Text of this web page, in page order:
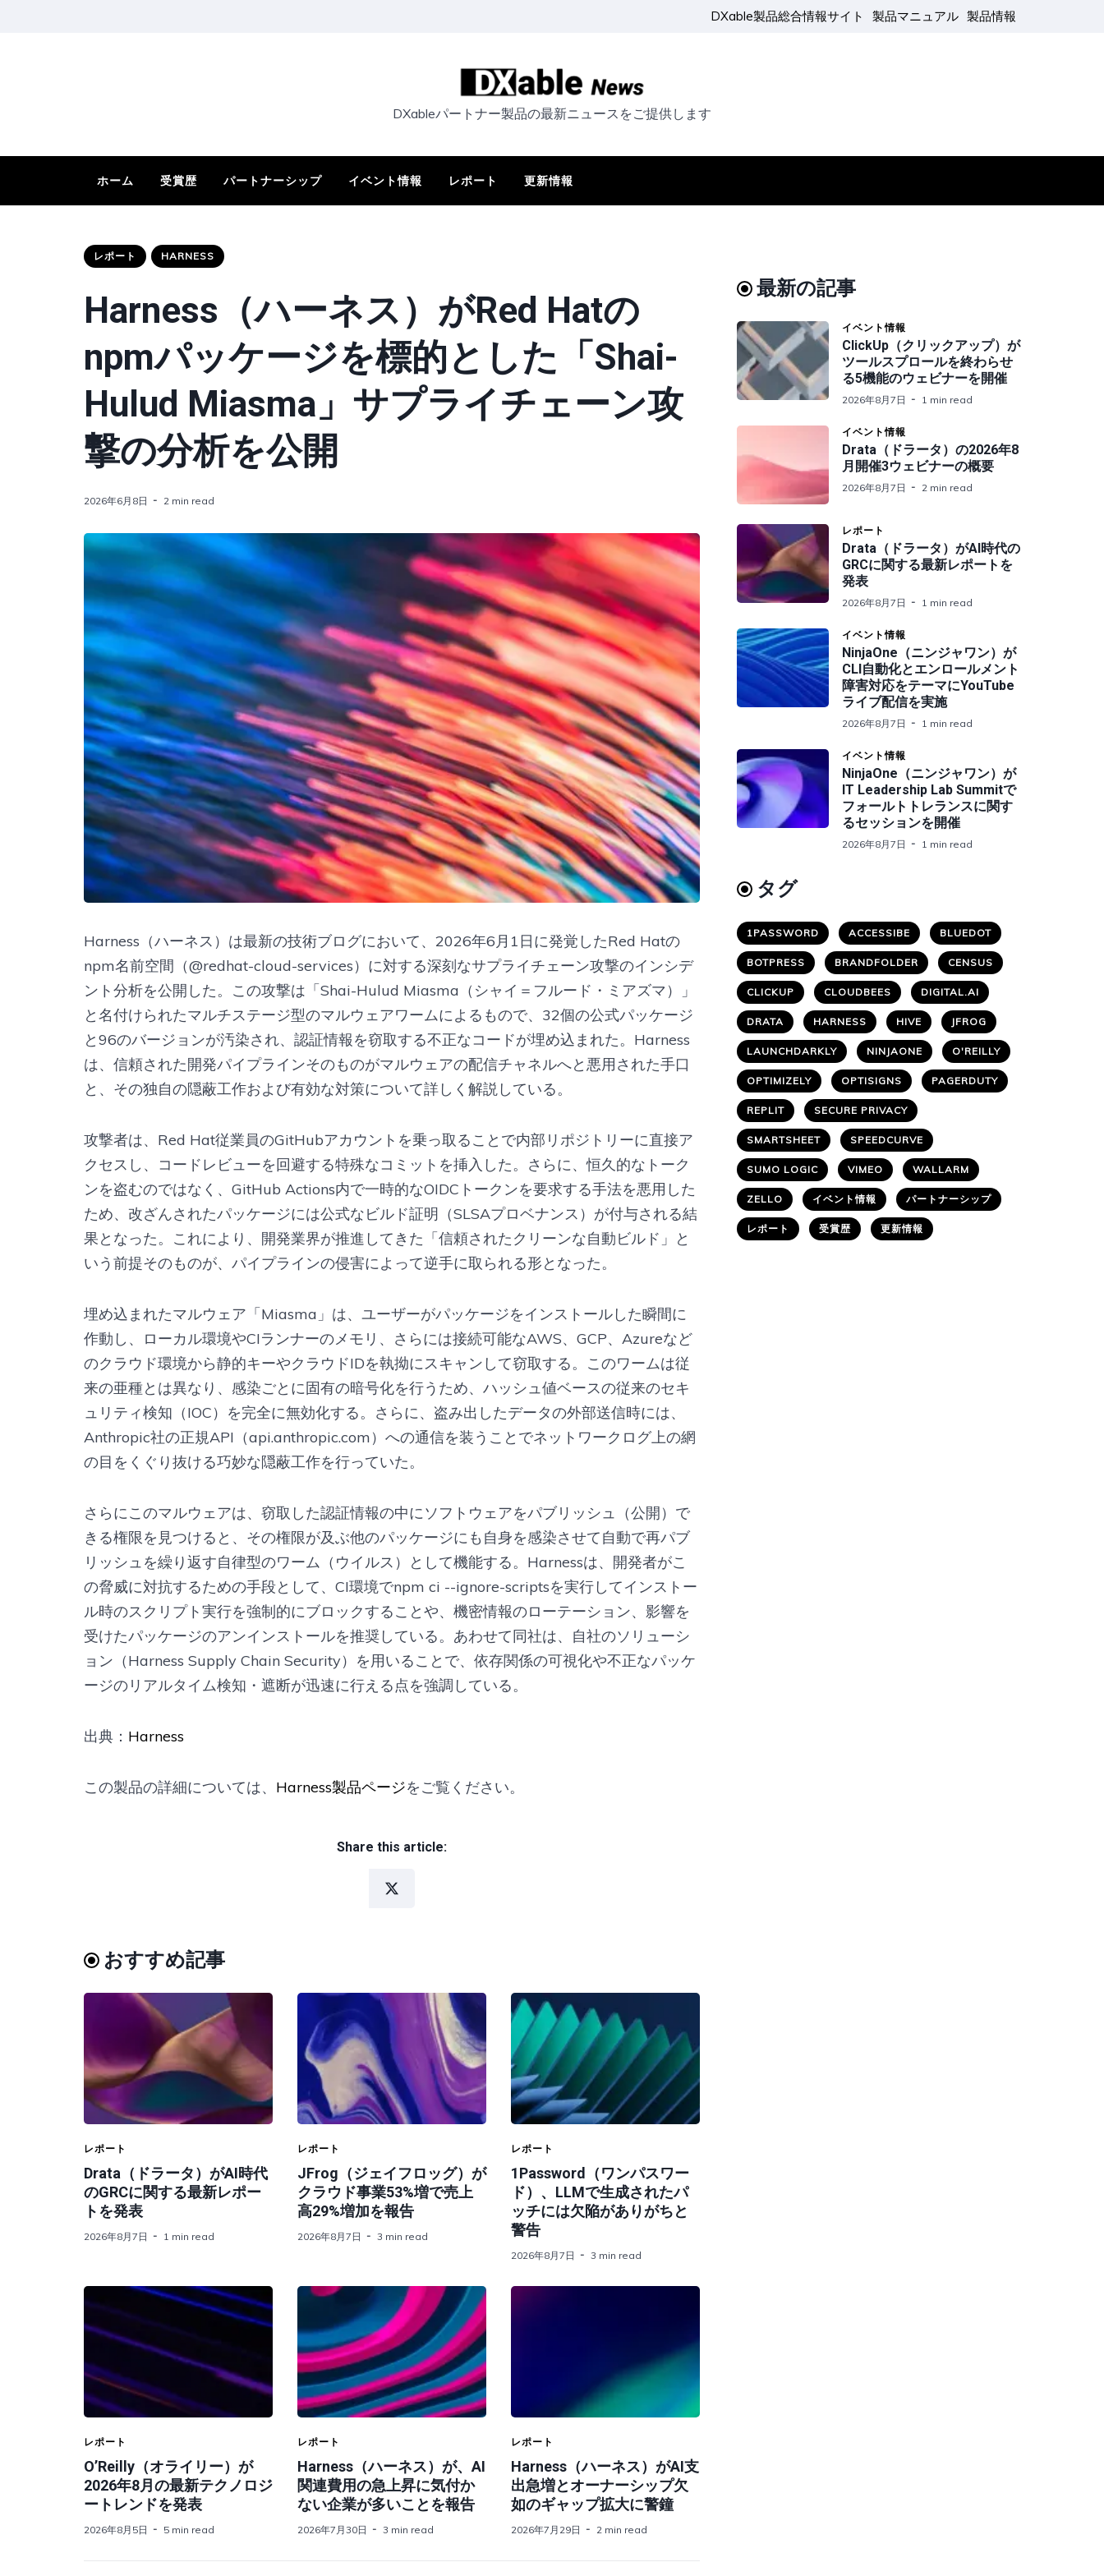
DXable製品総合情報サイト 製品マニュアル 製品情報
DXableパートナー製品の最新ニュースをご提供します
ホーム 受賞歴 パートナーシップ イベント情報 レポート 更新情報
レポート HARNESS
Harness（ハーネス）がRed Hatの
npmパッケージを標的とした「Shai-
Hulud Miasma」サプライチェーン攻
撃の分析を公開
2026年6月8日 2 min read
Harness（ハーネス）は最新の技術ブログにおいて、2026年6月1日に発覚したRed Hatの
npm名前空間（@redhat-cloud-services）に対する深刻なサプライチェーン攻撃のインシデ
ント分析を公開した。この攻撃は「Shai-Hulud Miasma（シャイ＝フルード・ミアズマ）」
と名付けられたマルチステージ型のマルウェアワームによるもので、32個の公式パッケージ
と96のバージョンが汚染され、認証情報を窃取する不正なコードが埋め込まれた。Harness
は、信頼された開発パイプラインそのものがマルウェアの配信チャネルへと悪用された手口
と、その独自の隠蔽工作および有効な対策について詳しく解説している。
攻撃者は、Red Hat従業員のGitHubアカウントを乗っ取ることで内部リポジトリーに直接ア
クセスし、コードレビューを回避する特殊なコミットを挿入した。さらに、恒久的なトーク
ンを盗むのではなく、GitHub Actions内で一時的なOIDCトークンを要求する手法を悪用した
ため、改ざんされたパッケージには公式なビルド証明（SLSAプロベナンス）が付与される結
果となった。これにより、開発業界が推進してきた「信頼されたクリーンな自動ビルド」と
いう前提そのものが、パイプラインの侵害によって逆手に取られる形となった。
埋め込まれたマルウェア「Miasma」は、ユーザーがパッケージをインストールした瞬間に
作動し、ローカル環境やCIランナーのメモリ、さらには接続可能なAWS、GCP、Azureなど
のクラウド環境から静的キーやクラウドIDを執拗にスキャンして窃取する。このワームは従
来の亜種とは異なり、感染ごとに固有の暗号化を行うため、ハッシュ値ベースの従来のセキ
ュリティ検知（IOC）を完全に無効化する。さらに、盗み出したデータの外部送信時には、
Anthropic社の正規API（api.anthropic.com）への通信を装うことでネットワークログ上の網
の目をくぐり抜ける巧妙な隠蔽工作を行っていた。
さらにこのマルウェアは、窃取した認証情報の中にソフトウェアをパブリッシュ（公開）で
きる権限を見つけると、その権限が及ぶ他のパッケージにも自身を感染させて自動で再パブ
リッシュを繰り返す自律型のワーム（ウイルス）として機能する。Harnessは、開発者がこ
の脅威に対抗するための手段として、CI環境でnpm ci --ignore-scriptsを実行してインストー
ル時のスクリプト実行を強制的にブロックすることや、機密情報のローテーション、影響を
受けたパッケージのアンインストールを推奨している。あわせて同社は、自社のソリューシ
ョン（Harness Supply Chain Security）を用いることで、依存関係の可視化や不正なパッケ
ージのリアルタイム検知・遮断が迅速に行える点を強調している。
出典： Harness
この製品の詳細については、 Harness製品ページをご覧ください。
Share this article:
おすすめ記事
レポート
Drata（ドラータ）がAI時代
のGRCに関する最新レポー
トを発表
2026年8月7日 1 min read
レポート
JFrog（ジェイフロッグ）が
クラウド事業53%増で売上
高29%増加を報告
2026年8月7日 3 min read
レポート
1Password（ワンパスワー
ド）、LLMで生成されたパ
ッチには欠陥がありがちと
警告
2026年8月7日 3 min read
レポート
O’Reilly（オライリー）が
2026年8月の最新テクノロジ
ートレンドを発表
2026年8月5日 5 min read
レポート
Harness（ハーネス）が、AI
関連費用の急上昇に気付か
ない企業が多いことを報告
2026年7月30日 3 min read
レポート
Harness（ハーネス）がAI支
出急増とオーナーシップ欠
如のギャップ拡大に警鐘
2026年7月29日 2 min read
最新の記事
イベント情報
ClickUp（クリックアップ）が
ツールスプロールを終わらせ
る5機能のウェビナーを開催
2026年8月7日 1 min read
イベント情報
Drata（ドラータ）の2026年8
月開催3ウェビナーの概要
2026年8月7日 2 min read
レポート
Drata（ドラータ）がAI時代の
GRCに関する最新レポートを
発表
2026年8月7日 1 min read
イベント情報
NinjaOne（ニンジャワン）が
CLI自動化とエンロールメント
障害対応をテーマにYouTube
ライブ配信を実施
2026年8月7日 1 min read
イベント情報
NinjaOne（ニンジャワン）が
IT Leadership Lab Summitで
フォールトトレランスに関す
るセッションを開催
2026年8月7日 1 min read
タグ
1PASSWORD ACCESSIBE BLUEDOT
BOTPRESS BRANDFOLDER CENSUS
CLICKUP CLOUDBEES DIGITAL.AI
DRATA HARNESS HIVE JFROG
LAUNCHDARKLY NINJAONE O'REILLY
OPTIMIZELY OPTISIGNS PAGERDUTY
REPLIT SECURE PRIVACY
SMARTSHEET SPEEDCURVE
SUMO LOGIC VIMEO WALLARM
ZELLO イベント情報 パートナーシップ
レポート 受賞歴 更新情報